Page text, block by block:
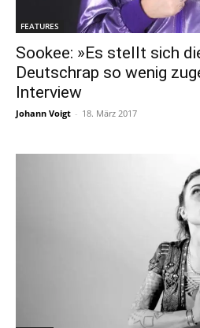
FEATURES
Sookee: »Es stellt sich
Deutschrap so wenig
Interview
Johann Voigt - 18. März 2017